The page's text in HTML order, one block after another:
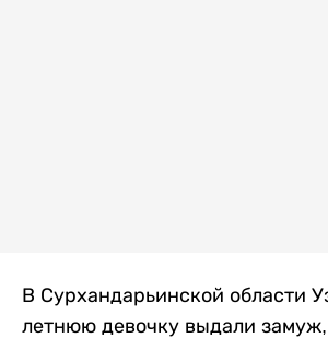
В Сурхандарьинской области
летнюю девочку выдали